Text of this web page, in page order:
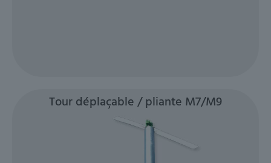
Tour déplaçable / pliante M7/M9